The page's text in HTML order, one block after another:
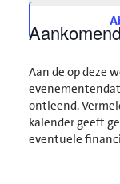
een
datum.
Aan de op deze
ontleend.
kalender geeft
eventuele